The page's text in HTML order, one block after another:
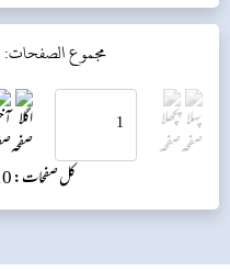
مجموع الصفحات: 10 -
کل صفحات: 10 -